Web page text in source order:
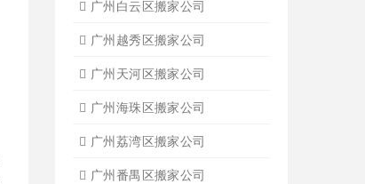
广州白云区搬家公司
广州越秀区搬家公司
广州天河区搬家公司
广州海珠区搬家公司
广州荔湾区搬家公司
广州番禺区搬家公司